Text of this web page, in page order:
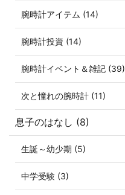
腕時計アイテム (14)
腕時計投資 (14)
腕時計イベント＆雑記 (39)
次と憧れの腕時計 (11)
息子のはなし (8)
生誕～幼少期 (5)
中学受験 (3)